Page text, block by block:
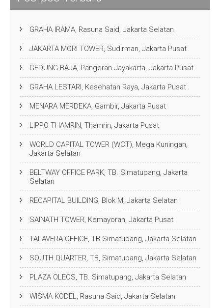
GRAHA IRAMA, Rasuna Said, Jakarta Selatan
JAKARTA MORI TOWER, Sudirman, Jakarta Pusat
GEDUNG BAJA, Pangeran Jayakarta, Jakarta Pusat
GRAHA LESTARI, Kesehatan Raya, Jakarta Pusat
MENARA MERDEKA, Gambir, Jakarta Pusat
LIPPO THAMRIN, Thamrin, Jakarta Pusat
WORLD CAPITAL TOWER (WCT), Mega Kuningan,
Jakarta Selatan
BELTWAY OFFICE PARK, TB. Simatupang, Jakarta
Selatan
RECAPITAL BUILDING, Blok M, Jakarta Selatan
SAINATH TOWER, Kemayoran, Jakarta Pusat
TALAVERA OFFICE, TB Simatupang, Jakarta Selatan
SOUTH QUARTER, TB, Simatupang, Jakarta Selatan
PLAZA OLEOS, TB. Simatupang, Jakarta Selatan
WISMA KODEL, Rasuna Said, Jakarta Selatan